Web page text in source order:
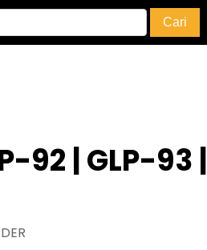
92 | GLP-93 |